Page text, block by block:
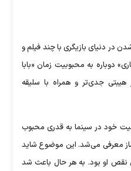
در دنیای بازیگری با چند فیلم و
دوباره به محبوبیت زمان «بابا
هیبتی جدی‌تر و همراه با سلیقه
خود در سینما به قدری محبوب
معرفی می‌شد. این موضوع شاید
نقص او بود. به هر حال باعث شد